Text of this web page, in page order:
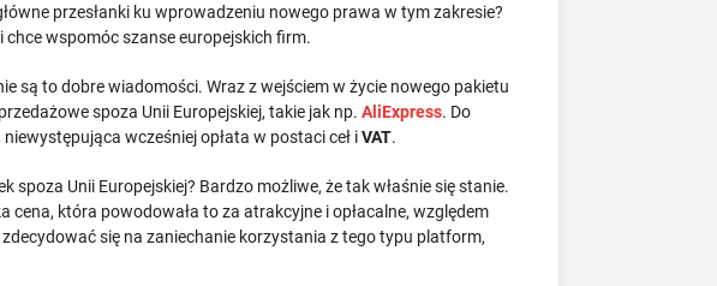
przesłanki ku wprowadzeniu nowego prawa w tym zakresie?
wspomóc szanse europejskich firm.
są to dobre wiadomości. Wraz z wejściem w życie nowego pakietu
spoza Unii Europejskiej, takie jak np.AliExpress. Do
wcześniej opłata w postaci ceł iVAT.
spoza Unii Europejskiej? Bardzo możliwe, że tak właśnie się stanie.
która powodowała to za atrakcyjne i opłacalne, względem
się na zaniechanie korzystania z tego typu platform,